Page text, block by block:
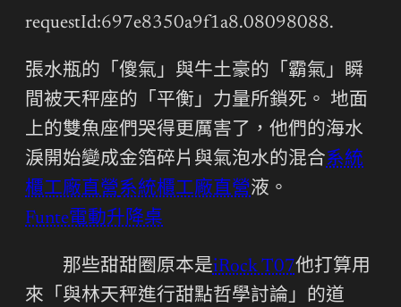
requestId:697e8350a9f1a8.08098088.
張水瓶的「傻氣」與牛土豪的「霸氣」瞬
間被天秤座的「平衡」力量所鎖死。 地面
上的雙魚座們哭得更厲害了，他們的海水
淚開始變成金箔碎片與氣泡水的混合系統
櫃工廠直營系統櫃工廠直營液。
Funte電動升降桌
那些甜甜圈原本是iRock T07他打算用
來「與林天秤進行甜點哲學討論」的道